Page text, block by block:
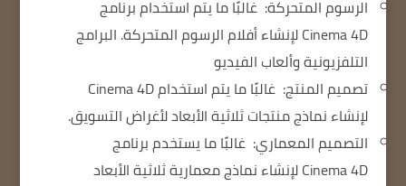
الرسوم المتحركة: غالبًا ما يتم استخدام برنامج
Cinema 4D لإنشاء أفلام الرسوم المتحركة.
البرامج
التلفزيونية وألعاب الفيديو
تصميم المنتج:
غالبًا ما يتم استخدام Cinema 4D
لإنشاء نماذج منتجات ثلاثية الأبعاد لأغراض التسويق.
التصميم المعماري: غالبًا ما يستخدم برنامج
Cinema 4D لإنشاء نماذج معمارية ثلاثية الأبعاد